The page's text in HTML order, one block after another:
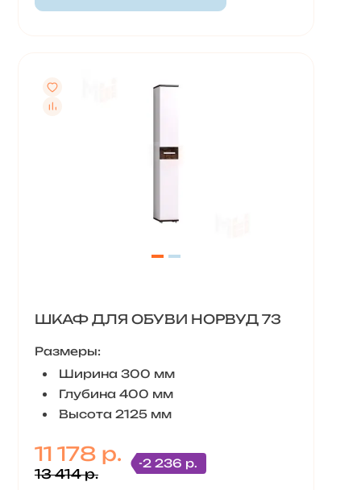
ШКАФ ДЛЯ ОБУВИ НОРВУД 73
Размеры:
Ширина 300 мм
Глубина 400 мм
Высота 2125 мм
11 178 р.
13 414 р.
-2 236 р.